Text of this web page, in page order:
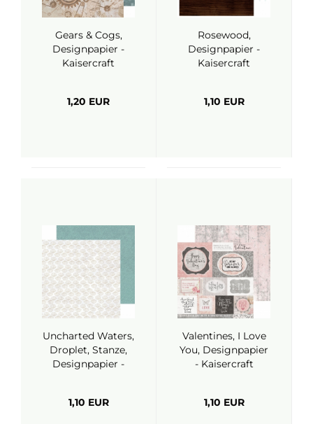
Gears & Cogs,
Designpapier -
Kaisercraft
1,20 EUR
Rosewood,
Designpapier -
Kaisercraft
1,10 EUR
Uncharted Waters,
Droplet, Stanze,
Designpapier -
1,10 EUR
Valentines, I Love
You, Designpapier
- Kaisercraft
1,10 EUR